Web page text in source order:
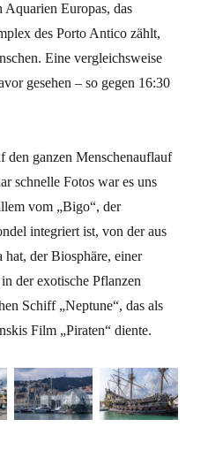
Europas, das
des Porto Antico zählt,
Eine vergleichsweise
gesehen – so gegen 16:30
den ganzen Menschenauflauf
schnelle Fotos war es uns
vom „Bigo“, der
integriert ist, von der aus
der Biosphäre, einer
der exotische Pflanzen
Schiff „Neptune“, das als
Film „Piraten“ diente.